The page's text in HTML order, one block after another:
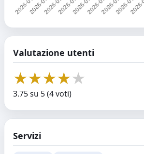
Valutazione utenti
★★★★★
3.75 su 5 (4 voti)
Servizi